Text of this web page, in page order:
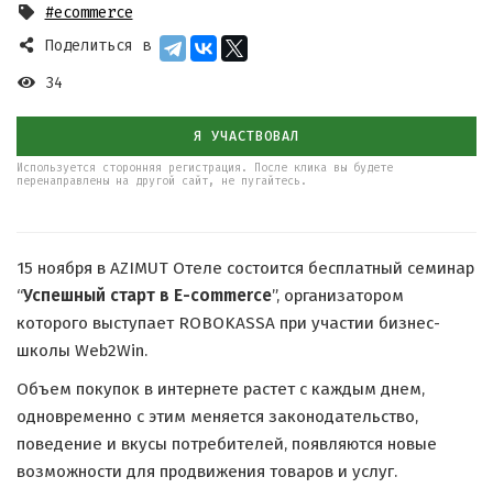
#ecommerce
Поделиться в
34
Я УЧАСТВОВАЛ
Используется сторонняя регистрация. После клика вы будете
перенаправлены на другой сайт, не пугайтесь.
15 ноября в AZIMUT Отеле состоится бесплатный семинар
“Успешный старт в E-commerce”, организатором
которого выступает ROBOKASSA при участии бизнес-
школы Web2Win.
Объем покупок в интернете растет с каждым днем,
одновременно с этим меняется законодательство,
поведение и вкусы потребителей, появляются новые
возможности для продвижения товаров и услуг.